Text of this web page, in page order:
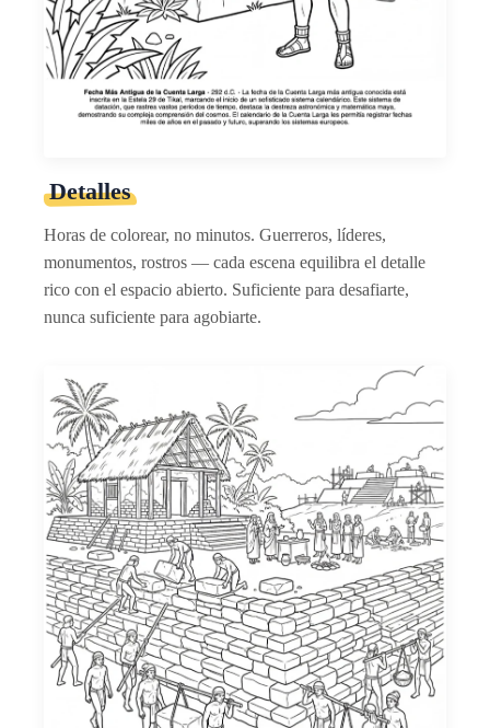
Detalles
Horas de colorear, no minutos. Guerreros, líderes,
monumentos, rostros — cada escena equilibra el detalle
rico con el espacio abierto. Suficiente para desafiarte,
nunca suficiente para agobiarte.